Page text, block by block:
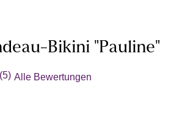
Bikini "Pauline"
(5) Alle Bewertungen